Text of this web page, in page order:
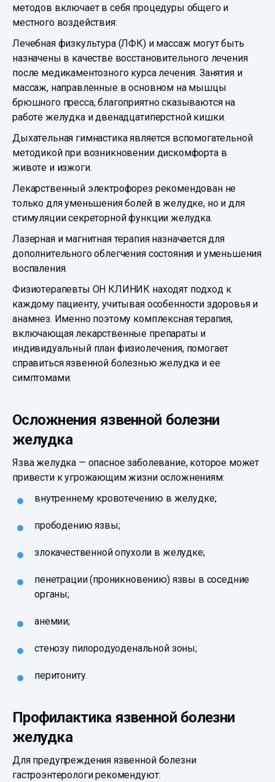
методов включает в себя процедуры общего и
местного воздействия:
Лечебная физкультура (ЛФК) и массаж могут быть
назначены в качестве восстановительного лечения
после медикаментозного курса лечения. Занятия и
массаж, направленные в основном на мышцы
брюшного пресса, благоприятно сказываются на
работе желудка и двенадцатиперстной кишки.
Дыхательная гимнастика является вспомогательной
методикой при возникновении дискомфорта в
животе и изжоги.
Лекарственный электрофорез рекомендован не
только для уменьшения болей в желудке, но и для
стимуляции секреторной функции желудка.
Лазерная и магнитная терапия назначается для
дополнительного облегчения состояния и уменьшения
воспаления.
Физиотерапевты ОН КЛИНИК находят подход к
каждому пациенту, учитывая особенности здоровья и
анамнез. Именно поэтому комплексная терапия,
включающая лекарственные препараты и
индивидуальный план физиолечения, помогает
справиться язвенной болезнью желудка и ее
симптомами.
Осложнения язвенной болезни
желудка
Язва желудка — опасное заболевание, которое может
привести к угрожающим жизни осложнениям:
внутреннему кровотечению в желудке;
прободению язвы;
злокачественной опухоли в желудке;
пенетрации (проникновению) язвы в соседние
органы;
анемии;
стенозу пилородуоденальной зоны;
перитониту.
Профилактика язвенной болезни
желудка
Для предупреждения язвенной болезни
гастроэнтерологи рекомендуют: